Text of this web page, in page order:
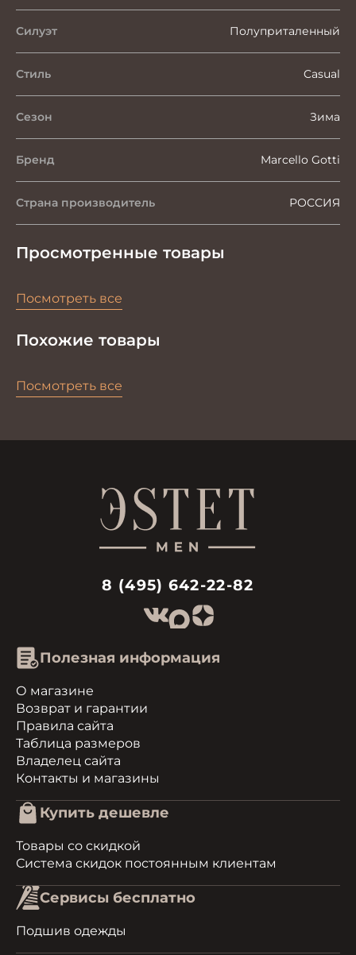
Силуэт Полуприталенный
Стиль Casual
Сезон Зима
Бренд Marcello Gotti
Страна производитель РОССИЯ
Просмотренные товары
Посмотреть все
Похожие товары
Посмотреть все
8 (495) 642-22-82
Полезная информация
О магазине
Возврат и гарантии
Правила сайта
Таблица размеров
Владелец сайта
Контакты и магазины
Купить дешевле
Товары со скидкой
Система скидок постоянным клиентам
Сервисы бесплатно
Подшив одежды